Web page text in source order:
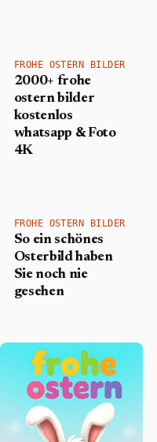
FROHE OSTERN BILDER
2000+ frohe
ostern bilder
kostenlos
whatsapp & Foto
4K
FROHE OSTERN BILDER
So ein schönes
Osterbild haben
Sie noch nie
gesehen